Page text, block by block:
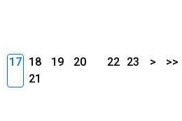
17 18 19
20
21
22 23 > >>